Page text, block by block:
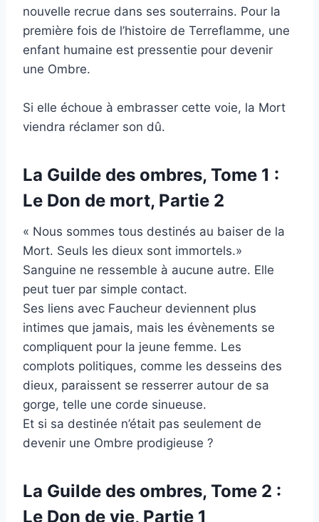
nouvelle recrue dans ses souterrains. Pour la
première fois de l’histoire de Terreflamme, une
enfant humaine est pressentie pour devenir
une Ombre.
Si elle échoue à embrasser cette voie, la Mort
viendra réclamer son dû.
La Guilde des ombres, Tome 1 :
Le Don de mort, Partie 2
« Nous sommes tous destinés au baiser de la
Mort. Seuls les dieux sont immortels.»
Sanguine ne ressemble à aucune autre. Elle
peut tuer par simple contact.
Ses liens avec Faucheur deviennent plus
intimes que jamais, mais les évènements se
compliquent pour la jeune femme. Les
complots politiques, comme les desseins des
dieux, paraissent se resserrer autour de sa
gorge, telle une corde sinueuse.
Et si sa destinée n’était pas seulement de
devenir une Ombre prodigieuse ?
La Guilde des ombres, Tome 2 :
Le Don de vie, Partie 1